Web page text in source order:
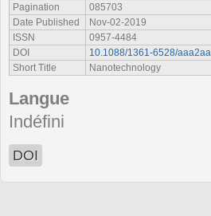
Pagination
085703
Date Published
Nov-02-2019
ISSN
0957-4484
DOI
10.1088/1361-6528/aaa2aa
Short Title
Nanotechnology
Langue
Indéfini
DOI